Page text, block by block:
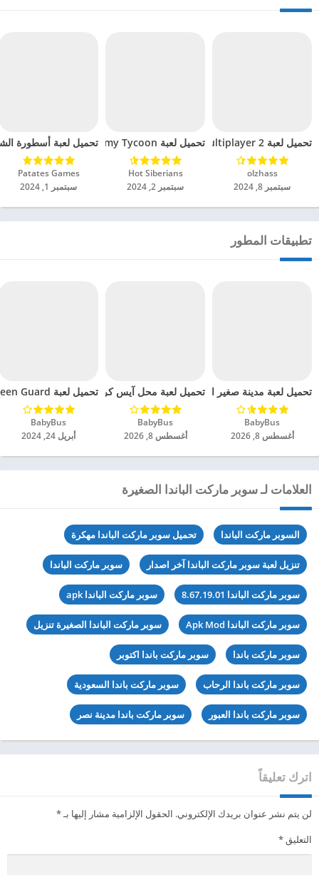
تحميل لعبة Car Parking Multiplayer 2 مهكرة للاندرويد 2024
olzhass‏
سبتمبر 8, 2024
تحميل لعبة The Idle Forces Army Tycoon مهكرة للاندرويد 2024
Hot Siberians‏
سبتمبر 2, 2024
تحميل لعبة أسطورة
Patates Games‏
سبتمبر 1, 2024
تطبيقات المطور
تحميل لعبة مدينة صغير الباندا الأميرة مهكرة للاندرويد 2024
BabyBus‏
أغسطس 8, 2026
تحميل لعبة محل آيس كريم صغير الباندا مهكرة
BabyBus‏
أغسطس 8, 2026
تحميل لعبة Little Panda Green Guard مهكرة للاندرويد 2024
BabyBus‏
أبريل 24, 2024
العلامات لـ سوبر ماركت الباندا الصغيرة
السوبر ماركت الباندا تحميل سوبر ماركت الباندا مهكرة
تنزيل لعبة سوبر ماركت الباندا آخر اصدار سوبر ماركت الباندا
سوبر ماركت الباندا 8.67.19.01 سوبر ماركت الباندا apk
سوبر ماركت الباندا Apk Mod سوبر ماركت الباندا الصغيرة تنزيل
سوبر ماركت باندا سوبر ماركت باندا اكتوبر
سوبر ماركت باندا الرحاب سوبر ماركت باندا السعودية
سوبر ماركت باندا العبور سوبر ماركت باندا مدينة نصر
اترك تعليقاً
لن يتم نشر عنوان بريدك الإلكتروني. الحقول الإلزامية مشار إليها بـ*
التعليق*